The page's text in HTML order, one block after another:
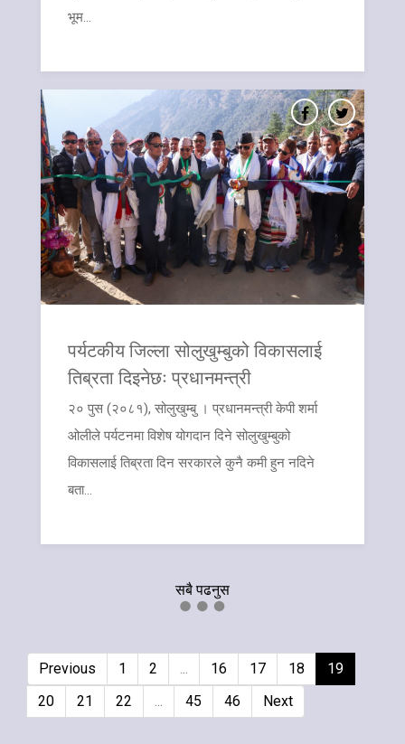
भूम...
पर्यटकीय जिल्ला सोलुखुम्बुको विकासलाई
तिब्रता दिइनेछः प्रधानमन्त्री
२० पुस (२०८१), सोलुखुम्बु । प्रधानमन्त्री केपी शर्मा
ओलीले पर्यटनमा विशेष योगदान दिने सोलुखुम्बुको
विकासलाई तिब्रता दिन सरकारले कुनै कमी हुन नदिने
बता...
सबै पढनुस
Previous 1 2 ... 16 17 18
19
20
21 22 ... 45 46 Next